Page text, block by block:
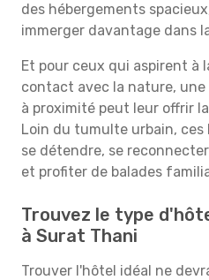
des hébergements
immerger davantage dans
Et pour ceux qui aspirent à
contact avec la nature, une
à proximité peut leur offrir
Loin du tumulte urbain,
se détendre, se
et profiter de balades
Trouvez le type
à Surat Thani
Trouver l'hôtel idéal ne